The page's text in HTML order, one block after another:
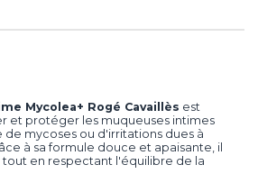
Mycolea+ Rogé Cavaillès est
et protéger les muqueuses intimes
de mycoses ou d'irritations dues à
à sa formule douce et apaisante, il
en respectant l'équilibre de la